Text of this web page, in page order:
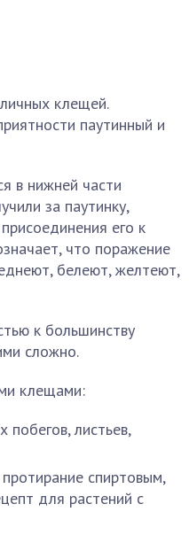
клещей.
паутинный и
в нижней части
за паутинку,
его к
что поражение
белеют, желтеют,
к большинству
сложно.
клещами:
листьев,
спиртовым,
для растений с